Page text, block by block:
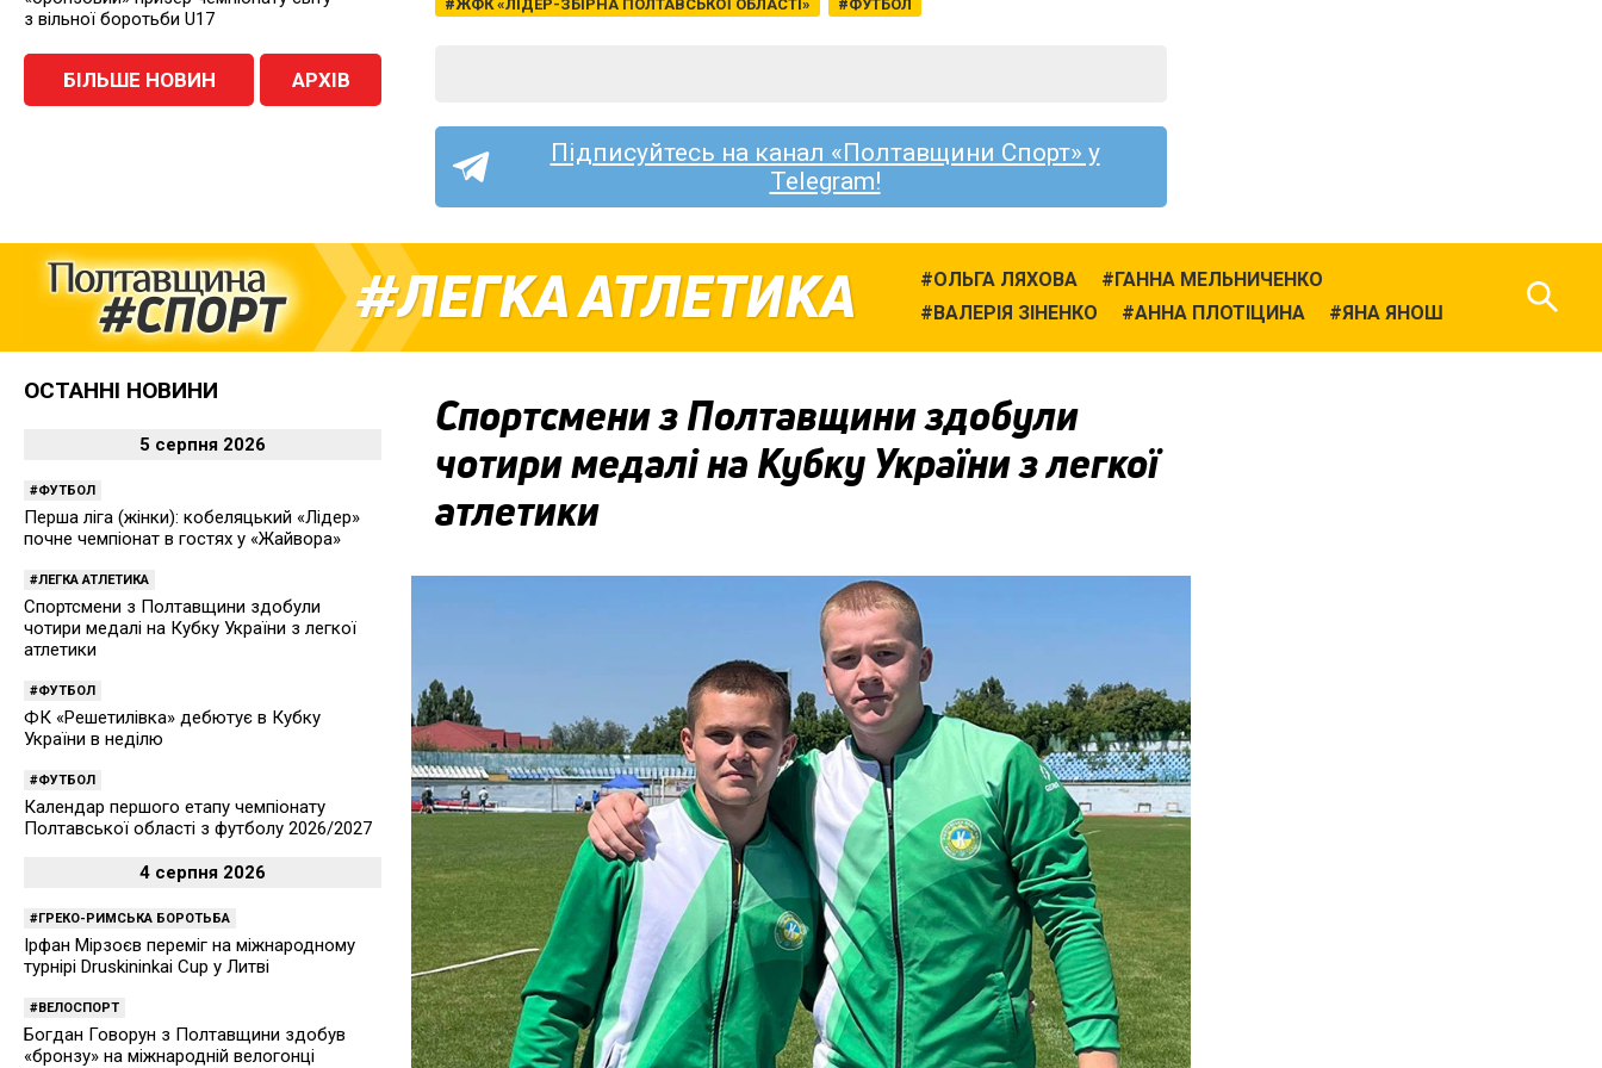
ЖФК «ЛІДЕР-ЗБІРНА ПОЛТАВСЬКОЇ ОБЛАСТІ» ФУТБОЛ
Підписуйтесь на канал «Полтавщини Спорт» у
Telegram!
з вільної боротьби U17
БІЛЬШЕ НОВИН АРХІВ
ЛЕГКА АТЛЕТИКА ОЛЬГА ЛЯХОВА
ГАННА МЕЛЬНИЧЕНКО
ВАЛЕРІЯ ЗІНЕНКО
АННА ПЛОТІЦИНА ЯНА ЯНОШ
Спортсмени з Полтавщини здобули
чотири медалі на Кубку України з легкої
атлетики
ОСТАННІ НОВИНИ
5 серпня 2026
ФУТБОЛ
Перша ліга (жінки): кобеляцький «Лідер»
почне чемпіонат в гостях у «Жайвора»
ЛЕГКА АТЛЕТИКА
Спортсмени з Полтавщини здобули
чотири медалі на Кубку України з легкої
атлетики
ФУТБОЛ
ФК «Решетилівка» дебютує в Кубку
України в неділю
ФУТБОЛ
Календар першого етапу чемпіонату
Полтавської області з футболу 2026/2027
4 серпня 2026
ГРЕКО-РИМСЬКА БОРОТЬБА
Ірфан Мірзоєв переміг на міжнародному
турнірі Druskininkai Cup у Литві
ВЕЛОСПОРТ
Богдан Говорун з Полтавщини здобув
«бронзу» на міжнародній велогонці